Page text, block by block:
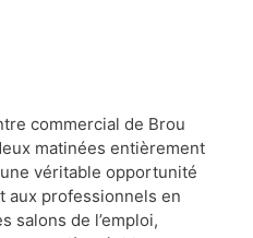
commercial de Brou
matinées entièrement
véritable opportunité
aux professionnels en
salons de l’emploi,